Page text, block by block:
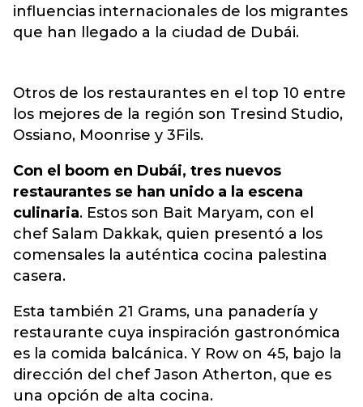
influencias internacionales de los migrantes
que han llegado a la ciudad de Dubái.
Otros de los restaurantes en el top 10 entre
los mejores de la región son Tresind Studio,
Ossiano, Moonrise y 3Fils.
Con el boom en Dubái, tres nuevos
restaurantes se han unido a la escena
culinaria. Estos son Bait Maryam, con el
chef Salam Dakkak, quien presentó a los
comensales la auténtica cocina palestina
casera.
Esta también 21 Grams, una panadería y
restaurante cuya inspiración gastronómica
es la comida balcánica. Y Row on 45, bajo la
dirección del chef Jason Atherton, que es
una opción de alta cocina.